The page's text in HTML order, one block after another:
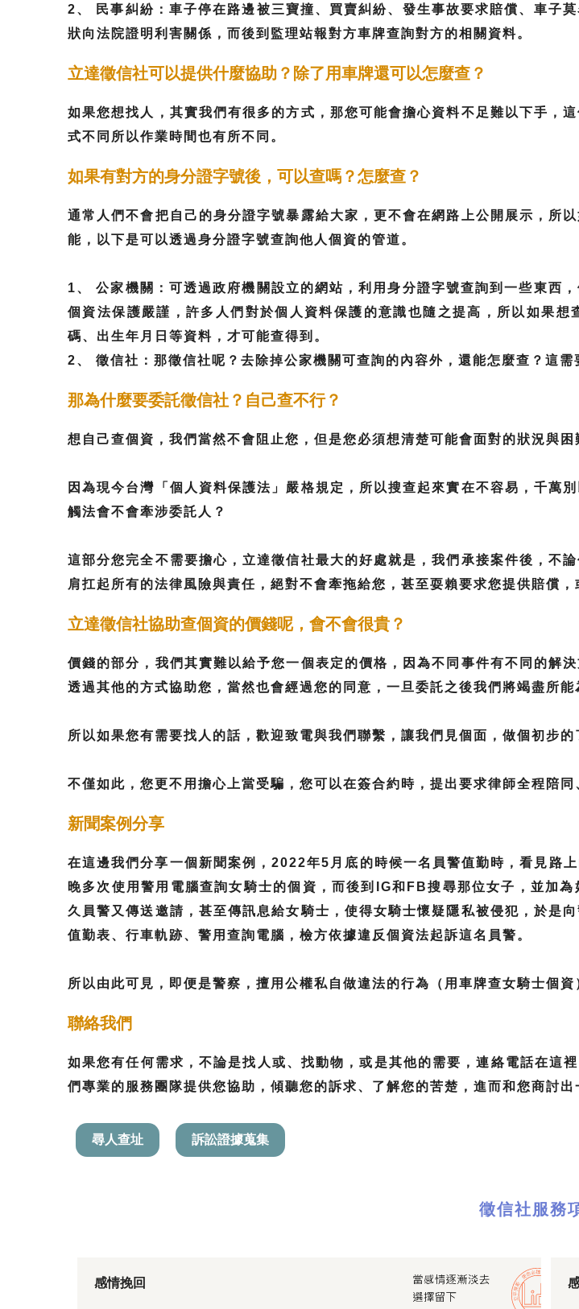
2、 民事糾紛：車子停在路邊被三寶撞、買賣糾紛、發生事故要求賠償、車子
狀向法院證明利害關係，而後到監理站報對方車牌查詢對方的相關資料。
立達徵信社可以提供什麼協助？除了用車牌還可以怎麼查？
如果您想找人，其實我們有很多的方式，那您可能會擔心資料不足難以下手，
式不同所以作業時間也有所不同。
如果有對方的身分證字號後，可以查嗎？怎麼查？
通常人們不會把自己的身分證字號暴露給大家，更不會在網路上公開展示，所
能，以下是可以透過身分證字號查詢他人個資的管道。
1、 公家機關：可透過政府機關設立的網站，利用身分證字號查詢到一些東西
個資法保護嚴謹，許多人們對於個人資料保護的意識也隨之提高，所以如果
碼、出生年月日等資料，才可能查得到。
2、 徵信社：那徵信社呢？去除掉公家機關可查詢的內容外，還能怎麼查？這
那為什麼要委託徵信社？自己查不行？
想自己查個資，我們當然不會阻止您，但是您必須想清楚可能會面對的狀況與困
因為現今台灣「個人資料保護法」嚴格規定，所以搜查起來實在不容易，千萬
觸法會不會牽涉委託人？
這部分您完全不需要擔心，立達徵信社最大的好處就是，我們承接案件後，不
肩扛起所有的法律風險與責任，絕對不會牽拖給您，甚至耍賴要求您提供賠償，
立達徵信社協助查個資的價錢呢，會不會很貴？
價錢的部分，我們其實難以給予您一個表定的價格，因為不同事件有不同的解
透過其他的方式協助您，當然也會經過您的同意，一旦委託之後我們將竭盡所能
所以如果您有需要找人的話，歡迎致電與我們聯繫，讓我們見個面，做個初步的
不僅如此，您更不用擔心上當受騙，您可以在簽合約時，提出要求律師全程陪
新聞案例分享
在這邊我們分享一個新聞案例，2022年5月底的時候一名員警值勤時，看見路
晚多次使用警用電腦查詢女騎士的個資，而後到IG和FB搜尋那位女子，並加
久員警又傳送邀請，甚至傳訊息給女騎士，使得女騎士懷疑隱私被侵犯，於是
值勤表、行車軌跡、警用查詢電腦，檢方依據違反個資法起訴這名員警。
所以由此可見，即便是警察，擅用公權私自做違法的行為（用車牌查女騎士個資
聯絡我們
如果您有任何需求，不論是找人或、找動物，或是其他的需要，連絡電話在
們專業的服務團隊提供您協助，傾聽您的訴求、了解您的苦楚，進而和您商討
尋人查址 訴訟證據蒐集
徵信社服務
感情挽回